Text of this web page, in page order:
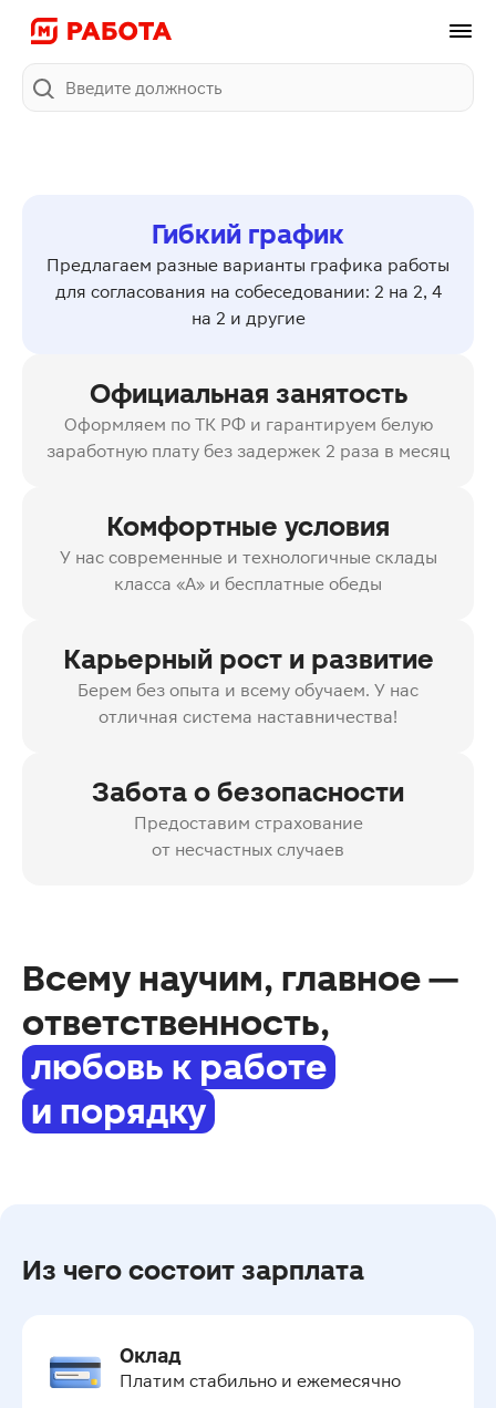
Гибкий график
Предлагаем разные варианты графика работы
для согласования на собеседовании: 2 на 2, 4
на 2 и другие
Официальная занятость
Оформляем по ТК РФ и гарантируем белую
заработную плату без задержек 2 раза в месяц
Комфортные условия
У нас современные и технологичные склады
класса «А» и бесплатные обеды
Карьерный рост и развитие
Берем без опыта и всему обучаем. У нас
отличная система наставничества!
Забота о безопасности
Предоставим страхование
от несчастных случаев
Всему научим, главное —
ответственность,
любовь к работе
и порядку
Из чего состоит зарплата
Оклад
Платим стабильно и ежемесячно